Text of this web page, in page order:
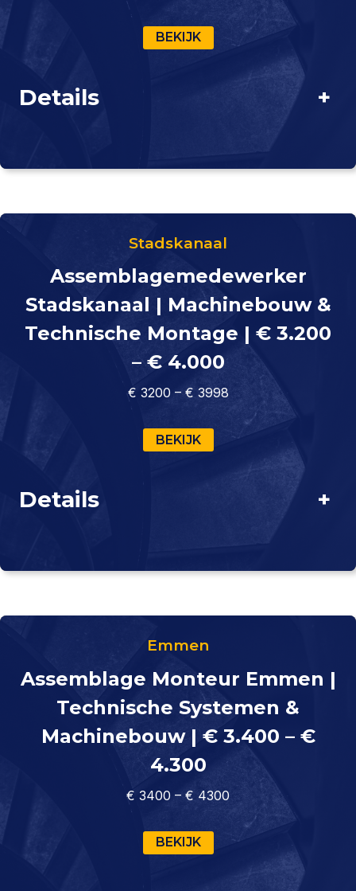
BEKIJK
Details +
Stadskanaal
Assemblagemedewerker
Stadskanaal | Machinebouw &
Technische Montage | € 3.200
– € 4.000
€ 3200 – € 3998
BEKIJK
Details +
Emmen
Assemblage Monteur Emmen |
Technische Systemen &
Machinebouw | € 3.400 – €
4.300
€ 3400 – € 4300
BEKIJK